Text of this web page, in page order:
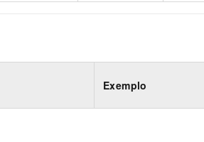
Exemplo